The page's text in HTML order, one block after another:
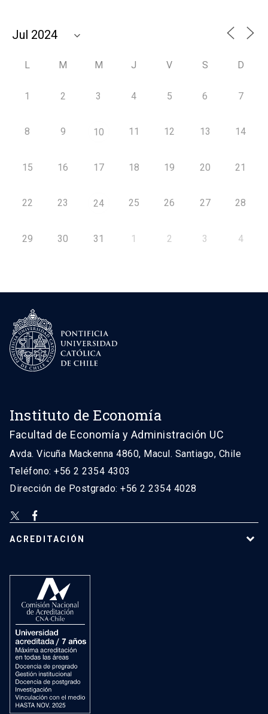
L M M J V S D
1 2 3 4 5 6 7
8 9 10 11 12 13 14
15 16 17 18 19 20 21
22 23 24 25 26 27 28
29 30 31 1 2 3 4
Instituto de Economía
Facultad de Economía y Administración UC
Avda. Vicuña Mackenna 4860, Macul. Santiago, Chile
Teléfono: +56 2 2354 4303
Dirección de Postgrado: +56 2 2354 4028
ACREDITACIÓN